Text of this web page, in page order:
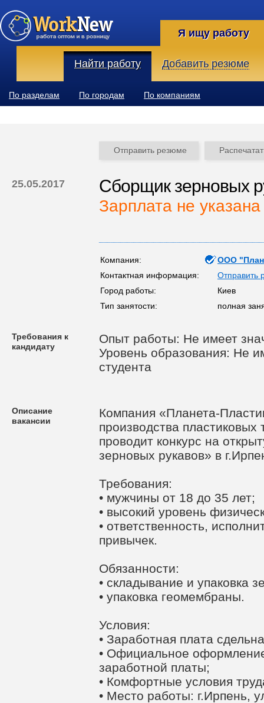
Я ищу работу
Найти работу Добавить резюме
По разделам По городам По компаниям
Отправить резюме
25.05.2017 Сборщик зерновых
Зарплата не указана
Компания:
ООО
Контактная информация:
Отправить
Город работы:
Киев
Тип занятости:
полная
Требования к
кандидату
Опыт работы: Не имеет
Уровень образования: Не
студента
Описание
вакансии
Компания «Планета-
производства
проводит конкурс на
зерновых рукавов» в
Требования:
• мужчины от 18 до 35 лет;
• высокий уровень
• ответственность,
привычек.
Обязанности:
• складывание и упаковка
• упаковка геомембраны.
Условия:
• Заработная плата
• Официальное
заработной платы;
• Комфортные условия
• Место работы: г.Ирпень,